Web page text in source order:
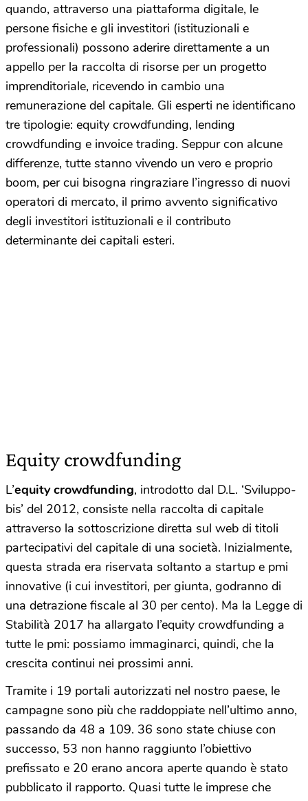
quando, attraverso una piattaforma digitale, le
persone fisiche e gli investitori (istituzionali e
professionali) possono aderire direttamente a un
appello per la raccolta di risorse per un progetto
imprenditoriale, ricevendo in cambio una
remunerazione del capitale. Gli esperti ne identificano
tre tipologie: equity crowdfunding, lending
crowdfunding e invoice trading. Seppur con alcune
differenze, tutte stanno vivendo un vero e proprio
boom, per cui bisogna ringraziare l’ingresso di nuovi
operatori di mercato, il primo avvento significativo
degli investitori istituzionali e il contributo
determinante dei capitali esteri.
Equity crowdfunding
L’equity crowdfunding, introdotto dal D.L. ‘Sviluppo-
bis’ del 2012, consiste nella raccolta di capitale
attraverso la sottoscrizione diretta sul web di titoli
partecipativi del capitale di una società. Inizialmente,
questa strada era riservata soltanto a startup e pmi
innovative (i cui investitori, per giunta, godranno di
una detrazione fiscale al 30 per cento). Ma la Legge di
Stabilità 2017 ha allargato l’equity crowdfunding a
tutte le pmi: possiamo immaginarci, quindi, che la
crescita continui nei prossimi anni.
Tramite i 19 portali autorizzati nel nostro paese, le
campagne sono più che raddoppiate nell’ultimo anno,
passando da 48 a 109. 36 sono state chiuse con
successo, 53 non hanno raggiunto l’obiettivo
prefissato e 20 erano ancora aperte quando è stato
pubblicato il rapporto. Quasi tutte le imprese che